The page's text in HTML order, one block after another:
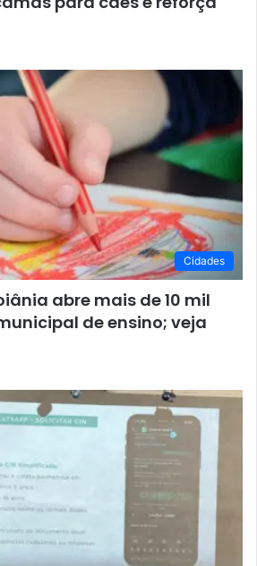
Cidades
abre mais de 10 mil
de ensino; veja